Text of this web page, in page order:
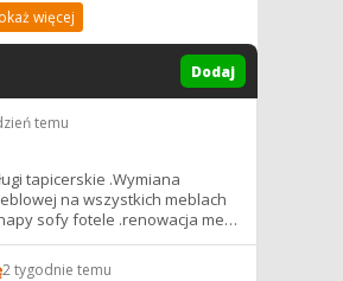
więcej
Dodaj
temu
tapicerskie .Wymiana
na wszystkich meblach
vintage,PRL. glamur
2 tygodnie temu